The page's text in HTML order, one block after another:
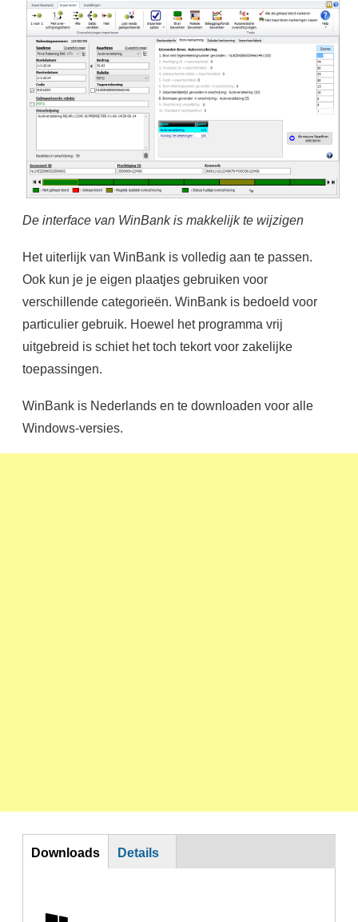
De interface van WinBank is makkelijk te wijzigen
Het uiterlijk van WinBank is volledig aan te passen.
Ook kun je je eigen plaatjes gebruiken voor
verschillende categorieën. WinBank is bedoeld voor
particulier gebruik. Hoewel het programma vrij
uitgebreid is schiet het toch tekort voor zakelijke
toepassingen.
WinBank is Nederlands en te downloaden voor alle
Windows-versies.
DL
Downloads Details